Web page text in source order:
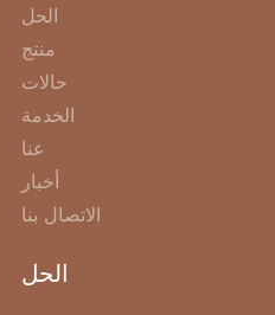
الحل
منتج
حالات
الخدمة
عنا
أخبار
الاتصال بنا
الحل